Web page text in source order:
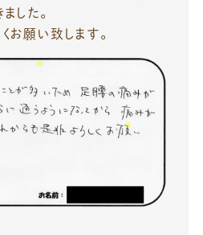
した。
お願い致します。